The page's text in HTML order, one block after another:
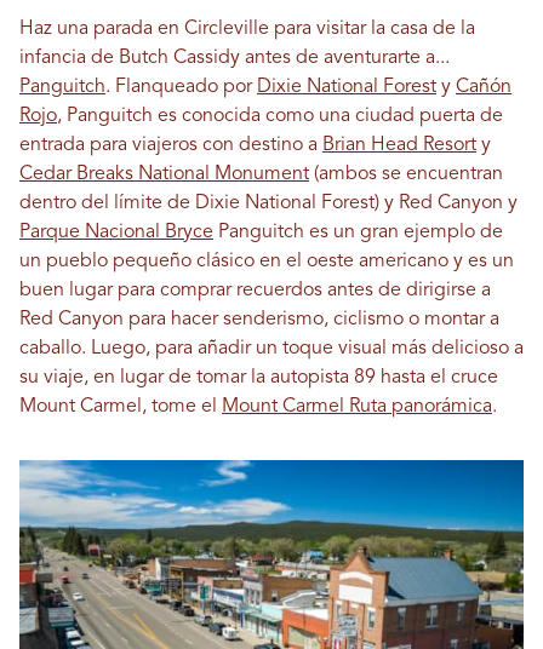
Haz una parada en Circleville para visitar la casa de la
infancia de Butch Cassidy antes de aventurarte a...
Panguitch. Flanqueado por Dixie National Forest y Cañón
Rojo, Panguitch es conocida como una ciudad puerta de
entrada para viajeros con destino a Brian Head Resort y
Cedar Breaks National Monument (ambos se encuentran
dentro del límite de Dixie National Forest) y Red Canyon y
Parque Nacional Bryce Panguitch es un gran ejemplo de
un pueblo pequeño clásico en el oeste americano y es un
buen lugar para comprar recuerdos antes de dirigirse a
Red Canyon para hacer senderismo, ciclismo o montar a
caballo. Luego, para añadir un toque visual más delicioso a
su viaje, en lugar de tomar la autopista 89 hasta el cruce
Mount Carmel, tome el Mount Carmel Ruta panorámica.